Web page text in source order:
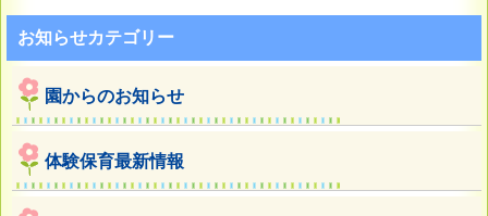
お知らせカテゴリー
園からのお知らせ
体験保育最新情報